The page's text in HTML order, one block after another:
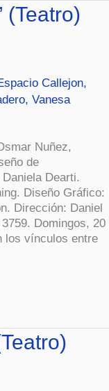
(Teatro)
Callejon,
, Vanesa
Nuñez,
de
Dearti.
Diseño Gráfico:
Dirección: Daniel
Domingos, 20
los vínculos entre